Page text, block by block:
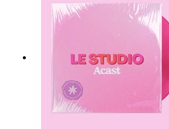
point de remplacer les médias
Cécile & Manon décortiquent